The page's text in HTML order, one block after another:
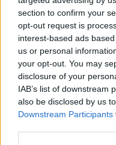
section to confirm your
opt-out request is
interest-based ads
us or personal
your opt-out. You may
disclosure of your
IAB’s list of downstream
also be disclosed by us
Downstream Participants
ΣΥΝΕΧΊΣΤΕ ΝΑ